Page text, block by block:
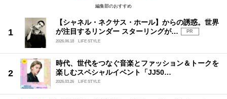
編集部のおすすめ
【シャネル・ネクサス・ホール】からの誘惑。世界
が注目するリンダー スターリングが…
PR
2026.06.18
LIFE STYLE
時代、世代をつなぐ音楽とファッション＆トークを
楽しむスペシャルイベント「JJ50…
2026.03.26 LIFE STYLE